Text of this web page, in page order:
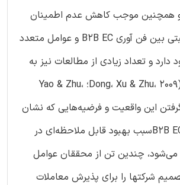
و همچنین موجب کاهش عدم اطمینان
می‌شود. رابطه مثبتی بین فن آوری B2B EC و عوامل متعدد
و تعداد زیادی از مطالعات نیز به
آن اشاره کرده‌اند (Dong، Xu & Zhu، 2009؛ Yao & Zhu،
گرفتن این واقعیت و فرضیه‌هایی که نشان
می‌دهند پذیرش B2B ECسبب بهبود قابل ملاحظه‌ای در
می‌شود، چندین تن از محققان عوامل
شرکتها را برای پذیرش معاملات